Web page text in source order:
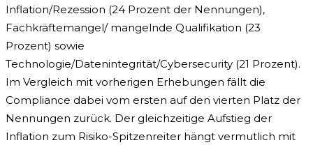
Inflation/Rezession (24 Prozent der Nennungen),
Fachkräftemangel/ mangelnde Qualifikation (23
Prozent) sowie
Technologie/Datenintegrität/Cybersecurity (21 Prozent).
Im Vergleich mit vorherigen Erhebungen fällt die
Compliance dabei vom ersten auf den vierten Platz der
Nennungen zurück. Der gleichzeitige Aufstieg der
Inflation zum Risiko-Spitzenreiter hängt vermutlich mit